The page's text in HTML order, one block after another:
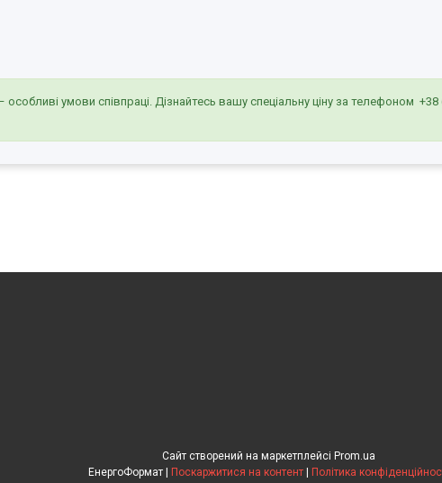
умови співпраці. Дізнайтесь вашу спеціальну ціну за телефоном +38
Сайт створений на маркетплейсі Prom.ua
Поскаржитися на контент Політика